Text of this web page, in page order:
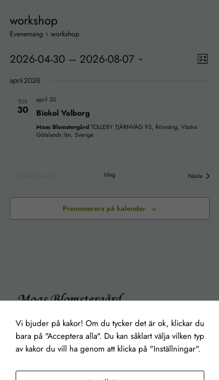
workshop
Evenemang workshop
Vy-
Lista
2026-04-30 – 2026-08-07
datum.
april 2026
TOR
30
april 30
Biokol Valborg
Moas Blomstergård TOLLEBY TJÄRNVÄG 93, Rönnäng, Västra
Götalands län, Sverige
Idag Nästa
Prenumerera på kalender
Om
Om oss
Hållbarhet
Auf Deutsch
Kontakt
Kontakt
Bokningsvillkor
Socialt
Facebook
meet the locals
Vi bjuder på kakor! Om du tycker det är ok, klickar du
bara på "Acceptera alla". Du kan såklart välja vilken typ
av kakor du vill ha genom att klicka på "Inställningar".